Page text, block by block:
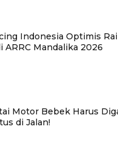
Indonesia Optimis
ARRC Mandalika 2026
Motor Bebek Harus
di Jalan!